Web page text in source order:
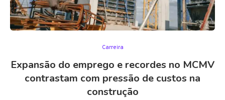
Carreira
Expansão do emprego e recordes no MCMV
contrastam com pressão de custos na
construção